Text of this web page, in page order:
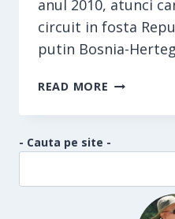
anul 2010, atunci
circuit in fosta
putin Bosnia-
READ MORE DUBROVNIK
- Cauta pe site -